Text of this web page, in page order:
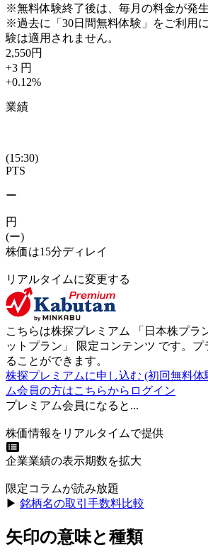
※無料体験終了後は、毎月の料金が発生
※過去に「30日間無料体験」をご利用
験は適用されません。
2,550円
+3 円
+0.12%
業績
(15:30)
PTS
ー
円
(ー)
株価は15分ディレイ
リアルタイムに変更する
こちらは株探プレミアム 「 日本株プラ
ットプラン 」 限定コンテンツ です。プ
ることができます。
株探プレミアムに申し込む (初回無料体
ム会員の方はこちらからログイン
プレミアム会員になると...
株価情報をリアルタイムで提供
企業業績の表示期数を拡大
限定コラムが読み放題
▶︎ 銘柄名の取引手数料比較
矢印の意味と種類